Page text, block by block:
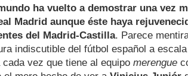
ha vuelto a demostrar una vez
Madrid aunque éste haya
del Madrid-Castilla. Parece
indiscutible del fútbol español a
vez que tiene al equipo merengue